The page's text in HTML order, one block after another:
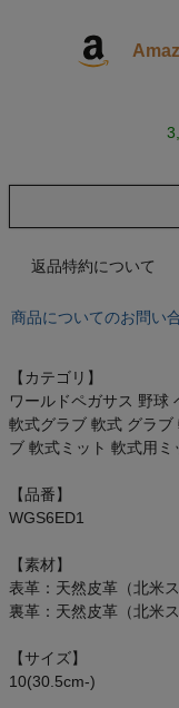
サックス SAXX
オン On
スポーツマリオTOP
ベースボールマリオ（
お気に入り
返品特約について
商品についてのお問い
【カテゴリ】
ワールドペガサス 野球
軟式グラブ 軟式 グラ
ブ 軟式ミット 軟式用ミ
【品番】
WGS6ED1
【素材】
表革：天然皮革（北米
裏革：天然皮革（北米
【サイズ】
10(30.5cm-)